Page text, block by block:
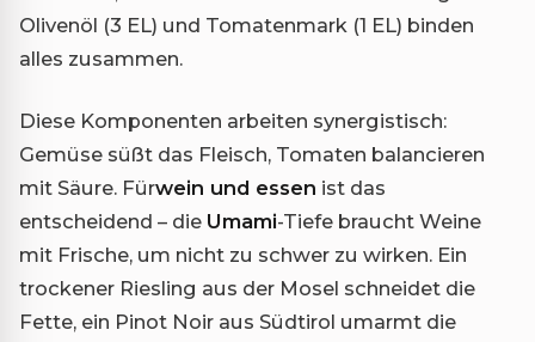
Olivenöl (3 EL) und Tomatenmark (1 EL) binden
alles zusammen.
Diese Komponenten arbeiten synergistisch:
Gemüse süßt das Fleisch, Tomaten balancieren
mit Säure. Fürwein und essen ist das
entscheidend – die Umami-Tiefe braucht Weine
mit Frische, um nicht zu schwer zu wirken. Ein
trockener Riesling aus der Mosel schneidet die
Fette, ein Pinot Noir aus Südtirol umarmt die